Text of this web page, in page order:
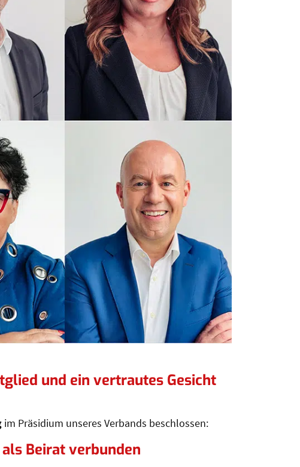
und ein vertrautes Gesicht im Beirat
und ein vertrautes Gesicht
im Präsidium unseres Verbands beschlossen:
Beirat verbunden